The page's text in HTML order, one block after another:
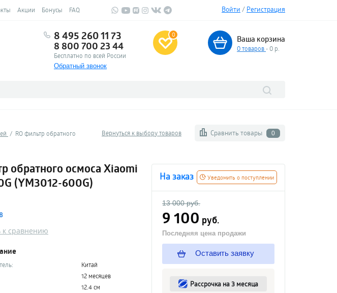
Акции Бонусы FAQ Войти / Регистрация
8 495 260 11 73
8 800 700 23 44
Бесплатно по всей России
Обратный звонок
0 Ваша корзина
0товаров - 0 р.
Вернуться к выбору товаров Сравнить товары 0
RO фильтр обратного
обратного осмоса Xiaomi
(YM3012-600G)
к сравнению
Китай
12 месяцев
12.4 см
Уведомить о поступлении
На заказ
13 000 руб.
9 100 руб.
Последняя цена продажи
Оставить заявку
Рассрочка на 3 месяца